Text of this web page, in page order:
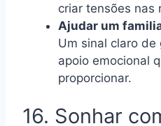
criar tensões nas
Ajudar um
Um sinal claro
apoio emocional
proporcionar.
16. Sonhar